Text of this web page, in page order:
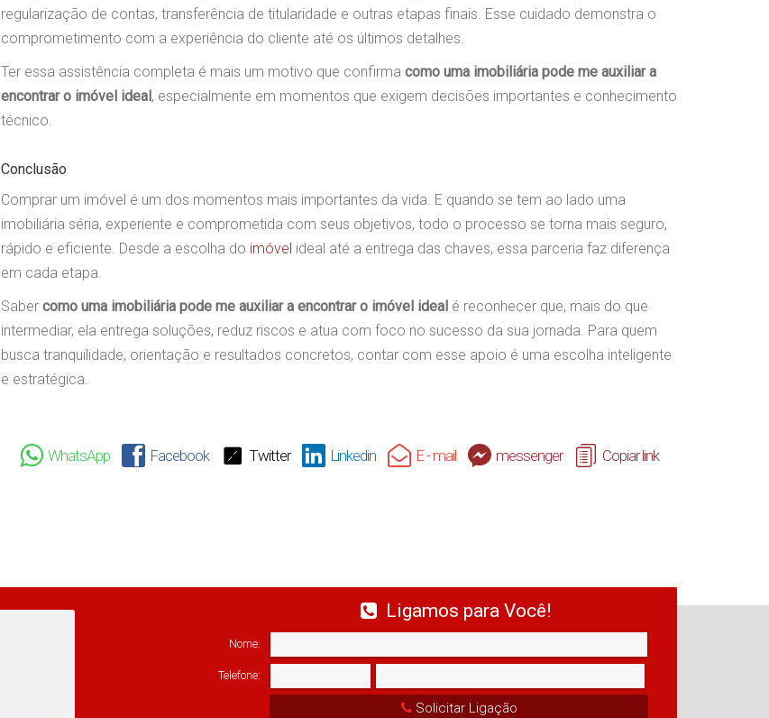
regularização de contas, transferência de titularidade e outras etapas finais. Esse cuidado demonstra o
comprometimento com a experiência do cliente até os últimos detalhes.
Ter essa assistência completa é mais um motivo que confirma como uma imobiliária pode me auxiliar a
encontrar o imóvel ideal , especialmente em momentos que exigem decisões importantes e conhecimento
técnico.
Conclusão
Comprar um imóvel é um dos momentos mais importantes da vida. E quando se tem ao lado uma
imobiliária séria, experiente e comprometida com seus objetivos, todo o processo se torna mais seguro,
rápido e eficiente. Desde a escolha do imóvel ideal até a entrega das chaves, essa parceria faz diferença
em cada etapa.
Saber como uma imobiliária pode me auxiliar a encontrar o imóvel ideal é reconhecer que, mais do que
intermediar, ela entrega soluções, reduz riscos e atua com foco no sucesso da sua jornada. Para quem
busca tranquilidade, orientação e resultados concretos, contar com esse apoio é uma escolha inteligente
e estratégica.
WhatsApp Facebook Twitter Linkedin E - mail messenger Copiar link
Ligamos para Você!
Nome:
Telefone:
Solicitar Ligação